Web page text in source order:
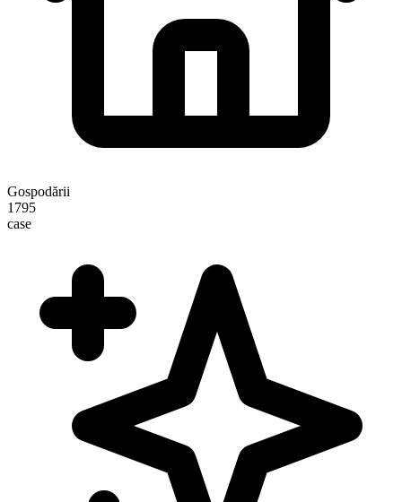
Gospodării
1795
case